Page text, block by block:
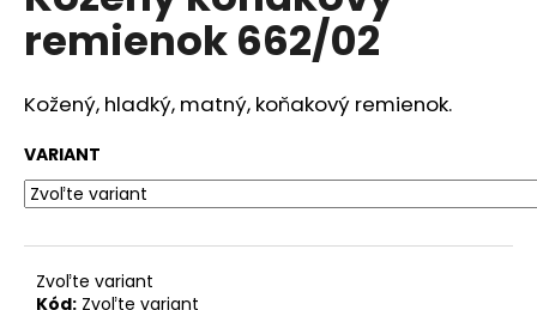
hviezdičiek.
remienok 662/02
Kožený, hladký, matný, koňakový remienok.
VARIANT
Zvoľte variant
Kód: Zvoľte variant
á
j
s
ť
?